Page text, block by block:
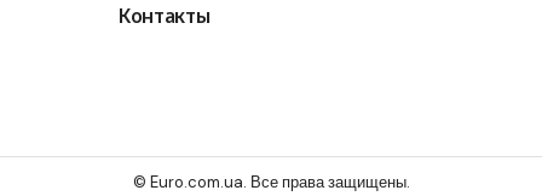
Контакты
© Euro.com.ua. Все права защищены.